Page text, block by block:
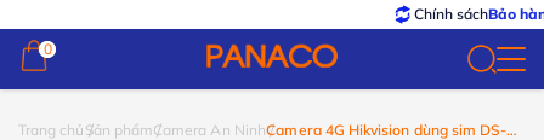
Chính sáchBảo hành – Đổi
0
0
Trang chủ Sản phẩmCamera An NinhCamera 4G Hikvision dùng sim DS-